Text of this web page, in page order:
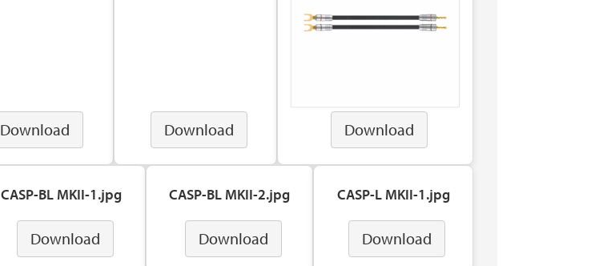
Download Download Download
CASP-BL MKII-1.jpg
Download
CASP-BL MKII-2.jpg
Download
CASP-L MKII-1.jpg
Download